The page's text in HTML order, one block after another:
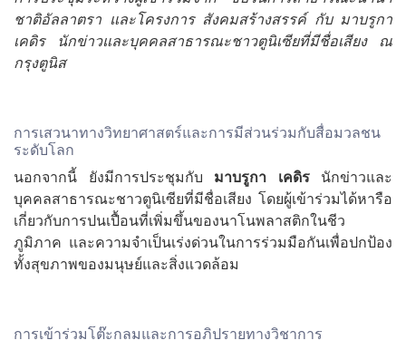
ชาติอัลลาตรา และโครงการ สังคมสร้างสรรค์ กับ มาบรูกา
เคดิร นักข่าวและบุคคลสาธารณะชาวตูนิเซียที่มีชื่อเสียง ณ
กรุงตูนิส
การเสวนาทางวิทยาศาสตร์และการมีส่วนร่วมกับสื่อมวลชน
ระดับโลก
นอกจากนี้ ยังมีการประชุมกับ มาบรูกา เคดิรนักข่าวและ
บุคคลสาธารณะชาวตูนิเซียที่มีชื่อเสียง โดยผู้เข้าร่วมได้หารือ
เกี่ยวกับการปนเปื้อนที่เพิ่มขึ้นของนาโนพลาสติกในชีว
ภูมิภาค และความจำเป็นเร่งด่วนในการร่วมมือกันเพื่อปกป้อง
ทั้งสุขภาพของมนุษย์และสิ่งแวดล้อม
การเข้าร่วมโต๊ะกลมและการอภิปรายทางวิชาการ